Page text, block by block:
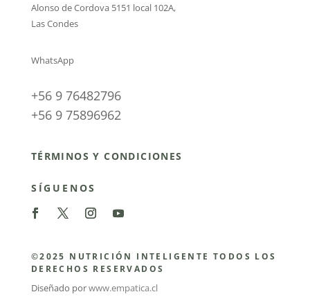
Alonso de Cordova 5151 local 102A,
Las Condes
WhatsApp
+56 9 76482796
+56 9 75896962
TÉRMINOS Y CONDICIONES
SÍGUENOS
©2025 NUTRICIÓN INTELIGENTE TODOS LOS
DERECHOS RESERVADOS
Diseñado porwww.empatica.cl